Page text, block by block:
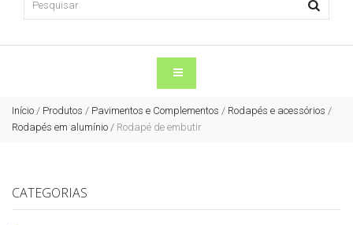
Início / Produtos / Pavimentos e Complementos / Rodapés e acessórios /
Rodapés em alumínio / Rodapé de embutir
CATEGORIAS